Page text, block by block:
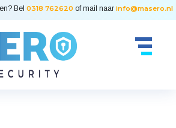
Bel 0318 762620 of mail naar info@masero.nl